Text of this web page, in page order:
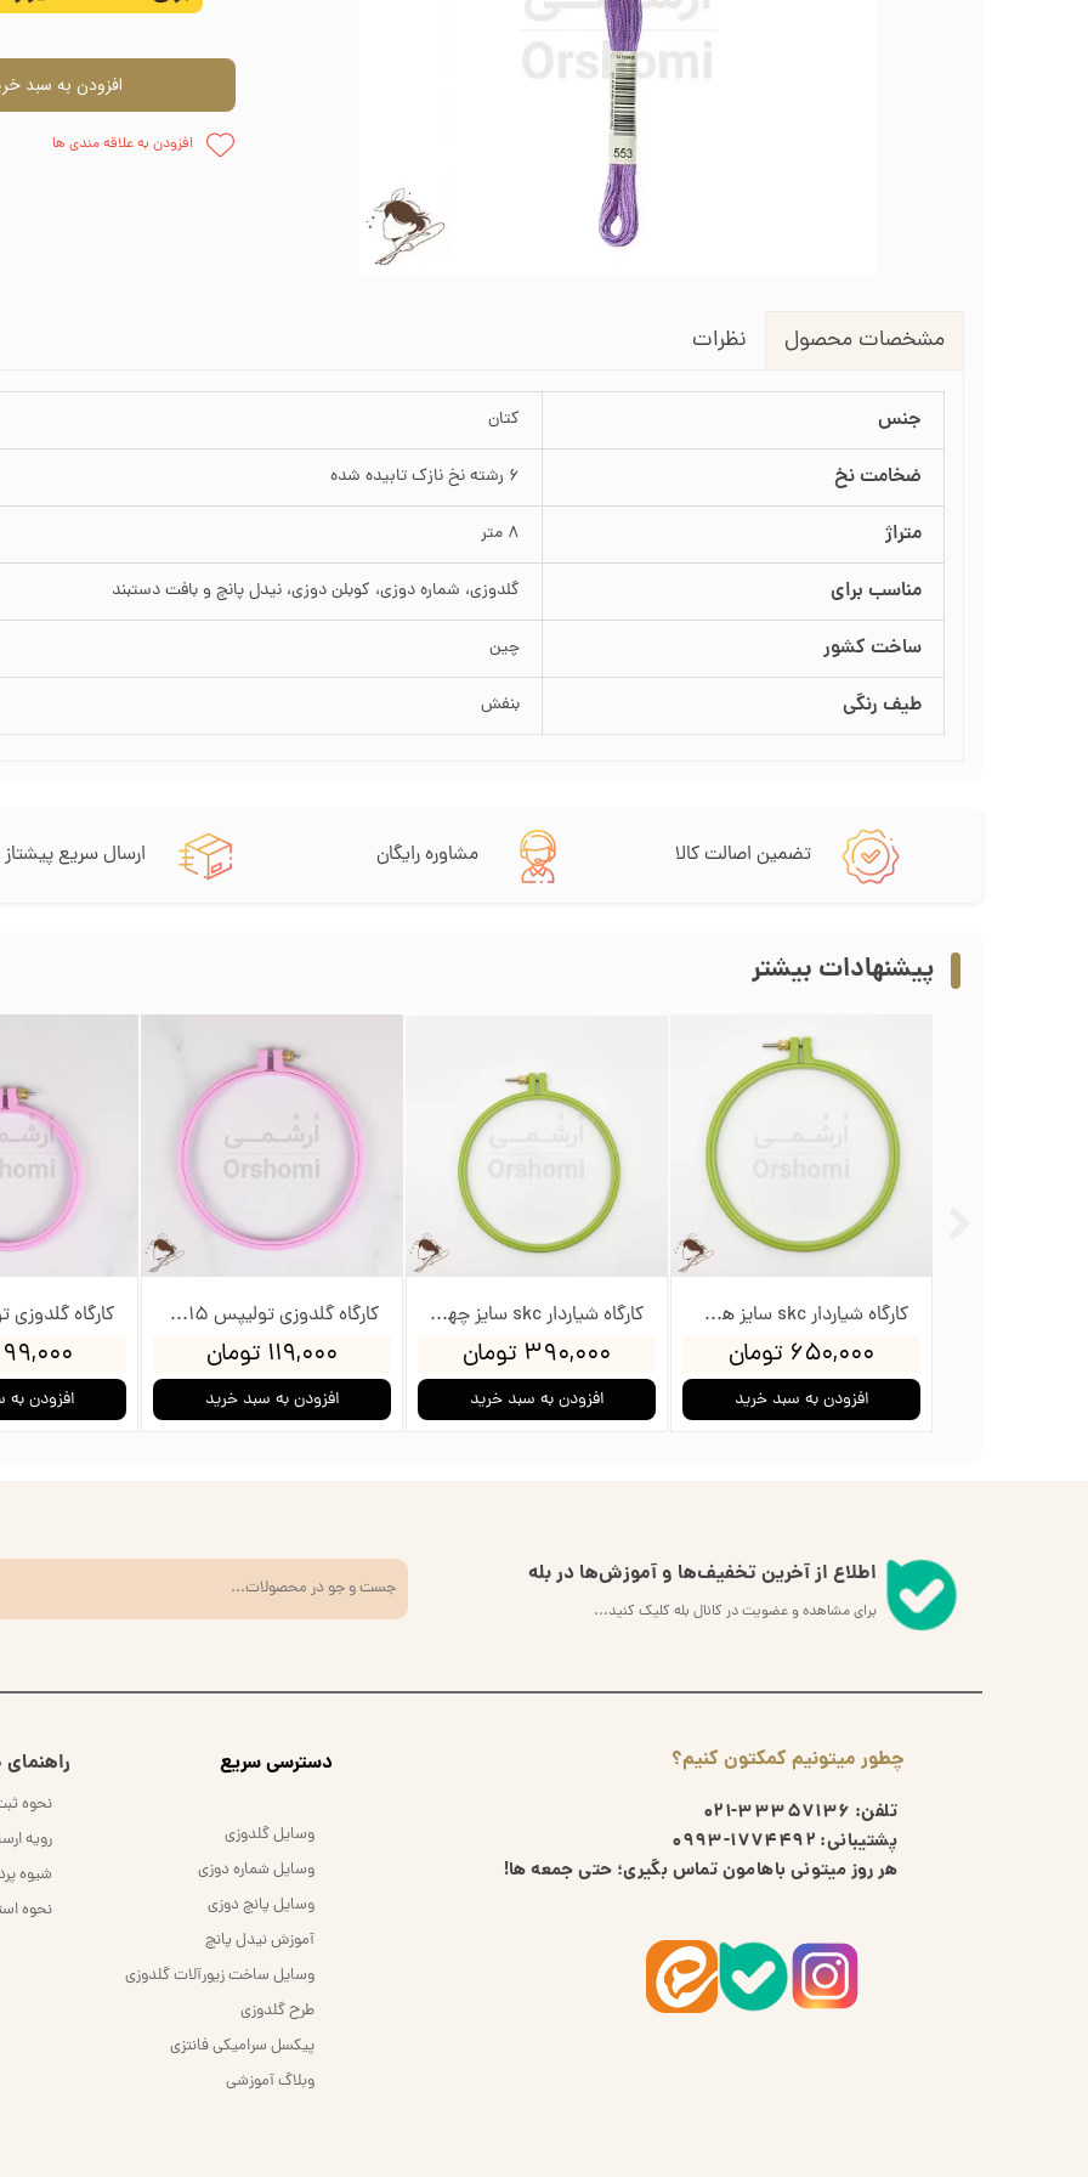
طرح گلدوزی
جاسوزنی و نگهدارنده سوزن
زیورآلات گلدوزی
قیچی شماره دوزی
چسب
افزودن به سبد
افزودن به علاقه مندی ها
مشخصات محصول نظرات
جنس کتان
ضخامت نخ 6 رشته نخ نازک تابیده شده
متراژ 8 متر
مناسب برای گلدوزی، شماره دوزی، کوبلن دوزی، نیدل پانچ و بافت دستبند
ساخت کشور چین
طیف رنگی بنفش
تضمین اصالت کالا مشاوره رایگان ارسال سریع پیشتاز
۹۹,۰۰۰ تومان
افزودن به
کارگاه گلدوزی تولیپس 15سانت
۱۱۹,۰۰۰ تومان
افزودن به سبد خرید
کارگاه شیاردار skc سایز چهار - قطر داخلی 15.2cm
۳۹۰,۰۰۰ تومان
افزودن به سبد خرید
کارگاه شیاردار skc سایز هشت - قطر داخلی 25.4cm
۶۵۰,۰۰۰ تومان
افزودن به سبد خرید
پیشنهادات بیشتر
چطور میتونیم کمکتون کنیم؟
تلفن: 33357136-021
پشتیبانی: 1774492-0993
هر روز میتونی باهامون تماس بگیری؛ حتی جمعه ها!
نحوه
رویه
شیوه
نحوه
اطلاع از آخرین تخفیف‌ها و آموزش‌ها در بله
برای مشاهده و عضویت در کانال بله کلیک کنید...
​دسترسی سریع
وسایل گلدوزی
وسایل شماره دوزی
وسایل پانچ دوزی
آموزش نیدل پانچ
وسایل ساخت زیورآلات گلدوزی
طرح گلدوزی
پیکسل سرامیکی فانتزی
وبلاگ آموزشی